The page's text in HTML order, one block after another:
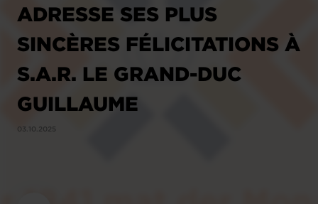
ADRESSE SES PLUS
SINCÈRES FÉLICITATIONS À
S.A.R. LE GRAND-DUC
GUILLAUME
03.10.2025